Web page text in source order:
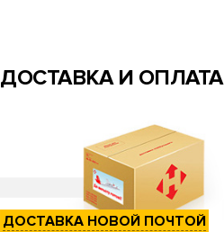
ДОСТАВКА И ОПЛАТА
ДОСТАВКА НОВОЙ ПОЧТОЙ